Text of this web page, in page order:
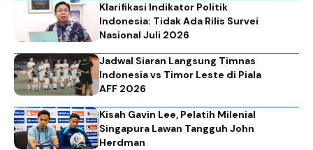
Klarifikasi Indikator Politik
Indonesia: Tidak Ada Rilis Survei
Nasional Juli 2026
Jadwal Siaran Langsung Timnas
Indonesia vs Timor Leste di Piala
AFF 2026
Kisah Gavin Lee, Pelatih Milenial
Singapura Lawan Tangguh John
Herdman